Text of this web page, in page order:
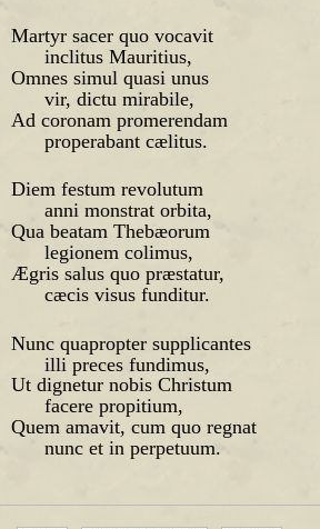
Martyr sacer quo vocavit
inclitus Mauritius,
Omnes simul quasi unus
vir, dictu mirabile,
Ad coronam promerendam
properabant cælitus.
Diem festum revolutum
anni monstrat orbita,
Qua beatam Thebæorum
legionem colimus,
Ægris salus quo præstatur,
cæcis visus funditur.
Nunc quapropter supplicantes
illi preces fundimus,
Ut dignetur nobis Christum
facere propitium,
Quem amavit, cum quo regnat
nunc et in perpetuum.